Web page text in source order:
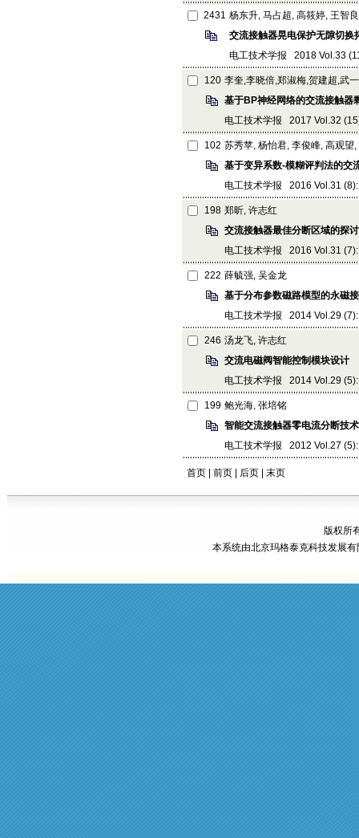
2431 杨东升, 马占超, 高筱婷, 王智
交流接触器晃电保护无隙切换
电工技术学报 2018 Vol.33
120 李奎,李晓倍,郑淑梅,贺建超,武一
基于BP神经网络的交流接触器
电工技术学报 2017 Vol.32
102 苏秀苹, 杨怡君, 李俊峰, 高观望,
基于变异系数-模糊评判法的交
电工技术学报 2016 Vol.31
198 郑昕, 许志红
交流接触器最佳分断区域的探讨
电工技术学报 2016 Vol.31
222 薛毓强, 吴金龙
基于分布参数磁路模型的永磁
电工技术学报 2014 Vol.29
246 汤龙飞, 许志红
交流电磁阀智能控制模块设计
电工技术学报 2014 Vol.29
199 鲍光海, 张培铭
智能交流接触器零电流分断技术
电工技术学报 2012 Vol.27
首页 | 前页 | 后页 末页
版权所
本系统由北京玛格泰克科技发展有